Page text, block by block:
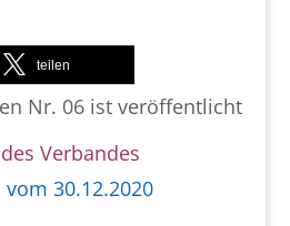
teilen
Nr. 06 ist veröffentlicht
Verbandes
30.12.2020